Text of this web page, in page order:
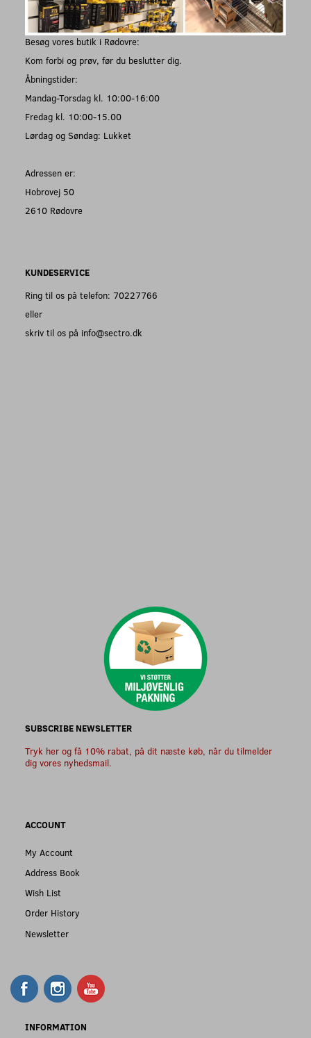
Besøg vores butik i Rødovre:
Kom forbi og prøv, før du beslutter dig.
Åbningstider:
Mandag-Torsdag kl. 10:00-16:00
Fredag kl. 10:00-15.00
Lørdag og Søndag: Lukket
Adressen er:
Hobrovej 50
2610 Rødovre
KUNDESERVICE
Ring til os på telefon: 70227766
eller
skriv til os på info@sectro.dk
SUBSCRIBE NEWSLETTER
Tryk her og få 10% rabat, på dit næste køb, når du tilmelder
dig vores nyhedsmail.
ACCOUNT
My Account
Address Book
Wish List
Order History
Newsletter
INFORMATION